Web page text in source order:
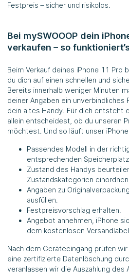
Festpreis – sicher und risikolos.
Bei mySWOOOP dein
verkaufen – so
Beim Verkauf deines iPhone 11 Pro
du dich auf einen schnellen und
Bereits innerhalb weniger Minuten
deiner Angaben ein
dein altes Handy. Für dich entsteht
allein entscheidest, ob du unseren
möchtest. Und so läuft unser
Passendes Modell in der
entsprechenden
Zustand des Handys
Zustandskategorien einordnen.
Angaben zu
ausfüllen.
Festpreisvorschlag erhalten.
Angebot annehmen, iPhone
dem kostenlosen
Nach dem Geräteeingang prüfen
eine zertifizierte Datenlöschung
veranlassen wir die Auszahlung des